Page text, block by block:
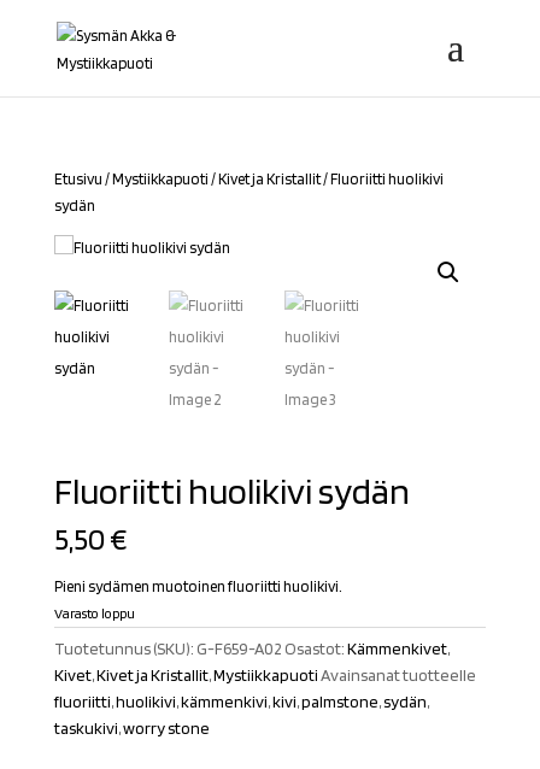
Etusivu /Mystiikkapuoti /Kivet ja Kristallit/ Fluoriitti huolikivi
sydän
Fluoriitti huolikivi sydän
5,50€
Pieni sydämen muotoinen fluoriitti huolikivi.
Varasto loppu
Tuotetunnus (SKU): G-F659-A02 Osastot:Kämmenkivet,
Kivet,Kivet ja Kristallit,MystiikkapuotiAvainsanat tuotteelle
fluoriitti,huolikivi,kämmenkivi,kivi,palmstone,sydän,
taskukivi,worry stone